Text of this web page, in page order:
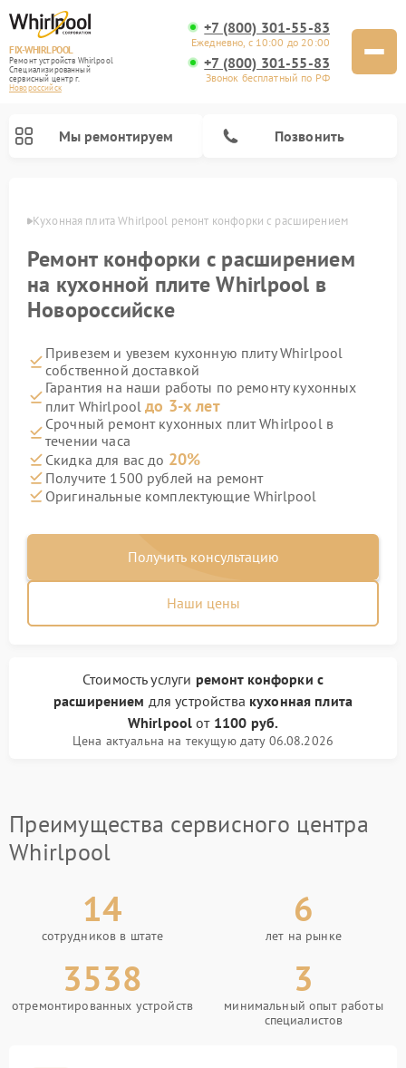
FIX-WHIRLPOOL
Ремонт устройств Whirlpool
Специализированный
cервисный центр г.
Новороссийск
+7 (800) 301-55-83
Ежедневно, с 10:00 до 20:00
+7 (800) 301-55-83
Звонок бесплатный по РФ
Мы ремонтируем Позвонить
Кухонная плита Whirlpool ремонт конфорки с расширением
Ремонт конфорки с расширением
на кухонной плите Whirlpool в
Новороссийске
Привезем и увезем кухонную плиту Whirlpool
собственной доставкой
Гарантия на наши работы по ремонту кухонных
плит Whirlpoolдо 3-х лет
Срочный ремонт кухонных плит Whirlpool в
течении часа
Скидка для вас до 20%
Получите 1500 рублей на ремонт
Оригинальные комплектующие Whirlpool
Получить консультацию
Наши цены
Стоимость услуги ремонт конфорки с
расширением для устройства кухонная плита
Whirlpool от 1100 руб.
Цена актуальна на текущую дату 06.08.2026
Преимущества сервисного центра
Whirlpool
14
сотрудников в штате
6
лет на рынке
3538
отремонтированных устройств
3
минимальный опыт работы
специалистов